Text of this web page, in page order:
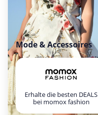
Mode & Accessoires
Erhalte die besten DEALS
bei momox fashion